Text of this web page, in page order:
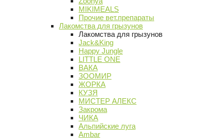
MIKIMEALS
Прочие вет.препараты
Лакомства для грызунов
Лакомства для грызунов
Jack&King
Happy Jungle
LITTLE ONE
ВАКА
ЗООМИР
ЖОРКА
КУЗЯ
МИСТЕР АЛЕКС
Закрома
ЧИКА
Альпийские луга
Ambar